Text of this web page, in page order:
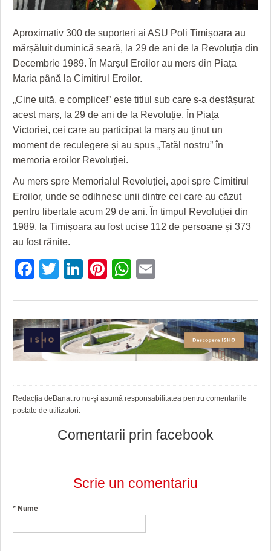
GRĂDINA TAICII DOMNULUI
ZIARISTU’ DE TERASĂ
CU OIŞTEA-N KIERKEGAARD
FINANŢĂRI DE LA A LA Z
PE SURSE
CRONICĂ DE FILM
UNDE MERGEM
FILME DOCUMENTARE
CLIPURI VIDEO
JOCURI ONLINE
ACCIDENTE
ANUNŢURI
INFO SI UTILE
CULTURA
INVATAMANT
JUSTITIE
FILME DOCUMENTARE
CLIPURI VIDEO
JOCURI ONLINE
DIVERSE
HARTA TIMIŞOAREI
LICEE, ŞCOLI ŞI GRĂDINIŢE DIN TIMIŞ
PRIMĂRIILE DIN TIMIŞ
SFATUL MEDICULUI
Aproximativ 300 de suporteri ai ASU Poli Timișoara au
mărșăluit duminică seară, la 29 de ani de la Revoluția din
Decembrie 1989. În Marșul Eroilor au mers din Piața
Maria până la Cimitirul Eroilor.
„Cine uită, e complice!” este titlul sub care s-a desfășurat
acest marș, la 29 de ani de la Revoluție. În Piața
Victoriei, cei care au participat la marș au ținut un
moment de reculegere și au spus „Tatăl nostru” în
memoria eroilor Revoluției.
Au mers spre Memorialul Revoluției, apoi spre Cimitirul
Eroilor, unde se odihnesc unii dintre cei care au căzut
pentru libertate acum 29 de ani. În timpul Revoluției din
1989, la Timișoara au fost ucise 112 de persoane și 373
au fost rănite.
Facebook
Twitter
LinkedIn
Pinterest
WhatsApp
Redacția deBanat.ro nu-și asumă responsabilitatea pentru comentariile
postate de utilizatori.
Comentarii prin facebook
Scrie un comentariu
* Nume